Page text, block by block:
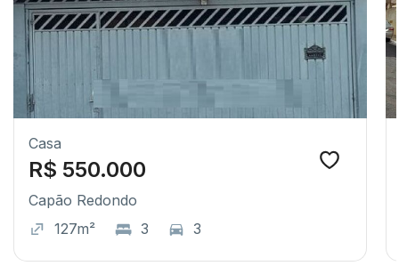
Casa
R$ 550.000
Capão Redondo
127m²
3 3